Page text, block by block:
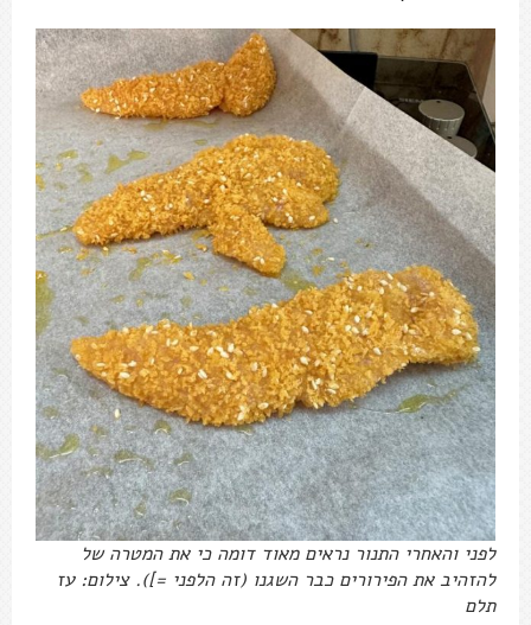
לפני והאחרי התנור נראים מאוד דומה כי את המטרה של
להזהיב את הפירורים כבר השגנו (זה הלפני =]). צילום: עז
תלם